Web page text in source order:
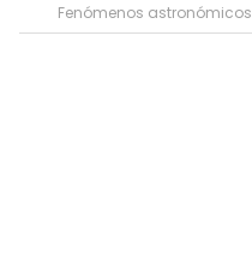
Fenómenos astronómicos